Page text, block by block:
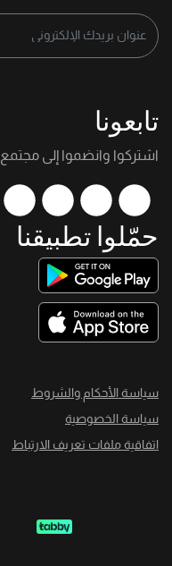
تابعونا
اشتركوا وانضموا إلى
حمّلوا تطبيقنا
سياسة الأحكام والشروط
سياسة الخصوصية
اتفاقية ملفات تعريف الارتباط